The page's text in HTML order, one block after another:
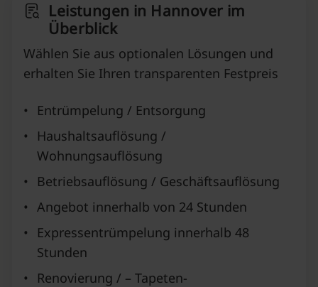
Leistungen in Hannover im
Überblick
Wählen Sie aus optionalen Lösungen und
erhalten Sie Ihren transparenten Festpreis
•
Entrümpelung / Entsorgung
•
Haushaltsauflösung /
Wohnungsauflösung
•
Betriebsauflösung / Geschäftsauflösung
• Angebot innerhalb von 24 Stunden
•
Expressentrümpelung innerhalb 48
Stunden
•
Renovierung / – Tapeten-